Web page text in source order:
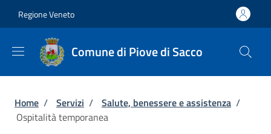
Regione Veneto
Comune di Piove di Sacco
Briciole di pane
Home / Servizi / Salute, benessere e assistenza /
Ospitalità temporanea